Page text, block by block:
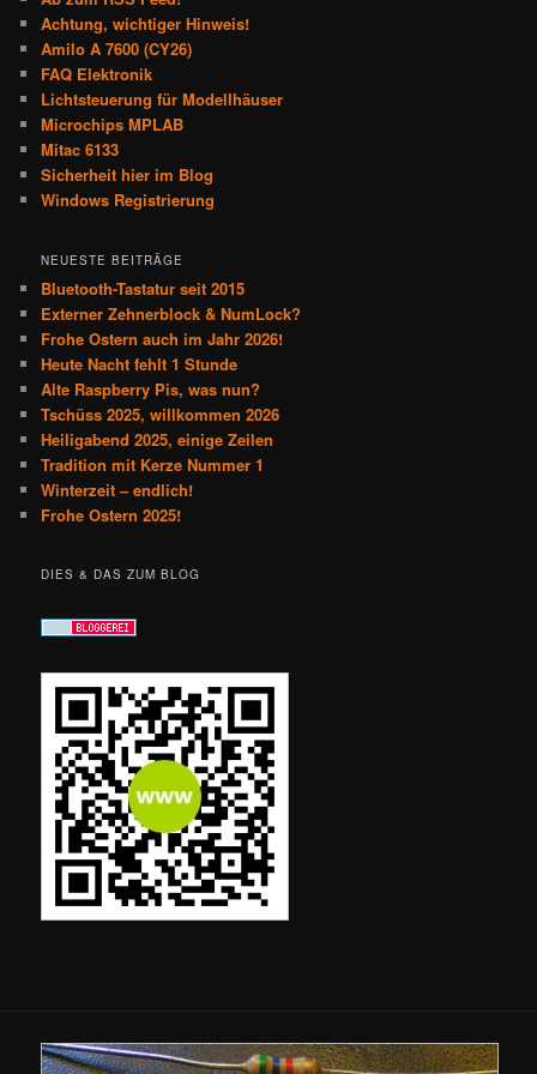
Achtung, wichtiger Hinweis!
Amilo A 7600 (CY26)
FAQ Elektronik
Lichtsteuerung für Modellhäuser
Microchips MPLAB
Mitac 6133
Sicherheit hier im Blog
Windows Registrierung
NEUESTE BEITRÄGE
Bluetooth-Tastatur seit 2015
Externer Zehnerblock & NumLock?
Frohe Ostern auch im Jahr 2026!
Heute Nacht fehlt 1 Stunde
Alte Raspberry Pis, was nun?
Tschüss 2025, willkommen 2026
Heiligabend 2025, einige Zeilen
Tradition mit Kerze Nummer 1
Winterzeit – endlich!
Frohe Ostern 2025!
DIES & DAS ZUM BLOG